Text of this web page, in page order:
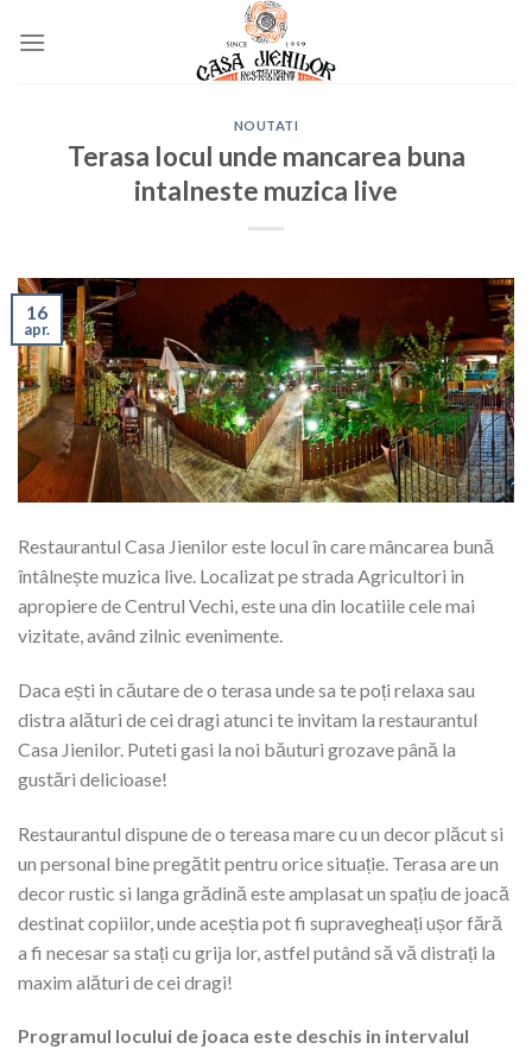
NOUTATI
Terasa locul unde mancarea buna
intalneste muzica live
16
apr.
Restaurantul Casa Jienilor este locul în care mâncarea bună
întâlnește muzica live. Localizat pe strada Agricultori in
apropiere de Centrul Vechi, este una din locatiile cele mai
vizitate, având zilnic evenimente.
Daca ești in căutare de o terasa unde sa te poți relaxa sau
distra alături de cei dragi atunci te invitam la restaurantul
Casa Jienilor. Puteti gasi la noi băuturi grozave până la
gustări delicioase!
Restaurantul dispune de o tereasa mare cu un decor plăcut si
un personal bine pregătit pentru orice situație. Terasa are un
decor rustic si langa grădină este amplasat un spațiu de joacă
destinat copiilor, unde aceștia pot fi supravegheați ușor fără
a fi necesar sa stați cu grija lor, astfel putând să vă distrați la
maxim alături de cei dragi!
Programul locului de joaca este deschis in intervalul